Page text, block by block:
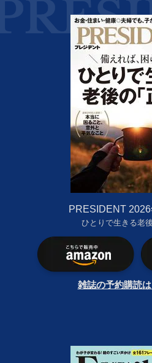
PRESIDENT
ひとりで生きる老
雑誌の予約購読